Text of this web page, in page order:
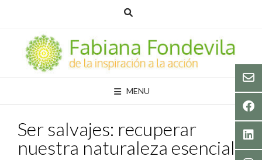
MENU
Ser salvajes: recuperar
nuestra naturaleza esencial